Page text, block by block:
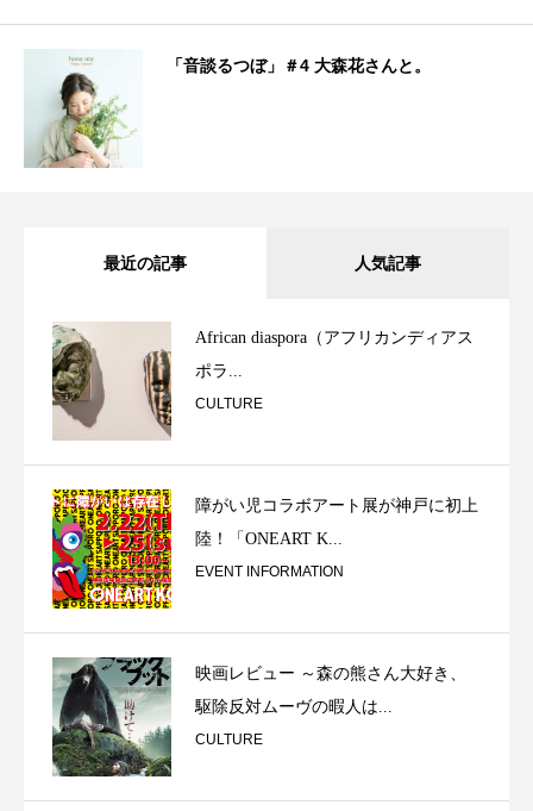
「音談るつぼ」＃4 大森花さんと。
最近の記事 人気記事
African diaspora（アフリカンディアス
ポラ...
CULTURE
障がい児コラボアート展が神戸に初上
陸！「ONEART K...
EVENT INFORMATION
映画レビュー ～森の熊さん大好き、
駆除反対ムーヴの暇人は...
CULTURE